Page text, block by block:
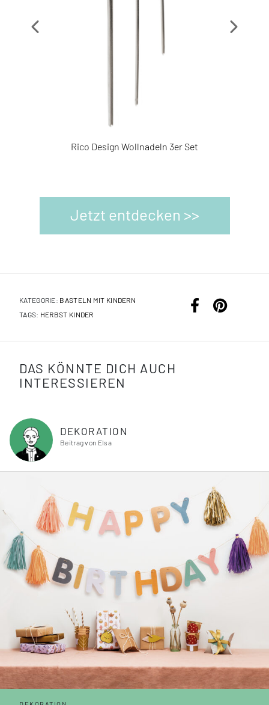
Rico Design Wollnadeln 3er Set
Jetzt entdecken >>
KATEGORIE: BASTELN MIT KINDERN
TAGS: HERBST KINDER
DAS KÖNNTE DICH AUCH
INTERESSIEREN
DEKORATION
Beitrag von Elsa